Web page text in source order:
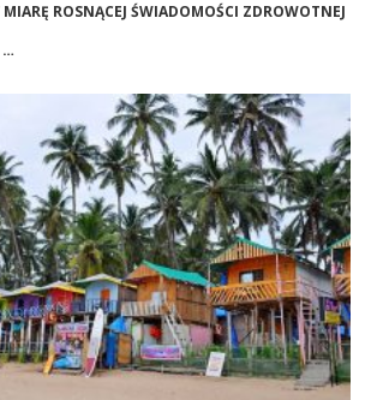
ROSNĄCEJ ŚWIADOMOŚCI ZDROWOTNEJ
…